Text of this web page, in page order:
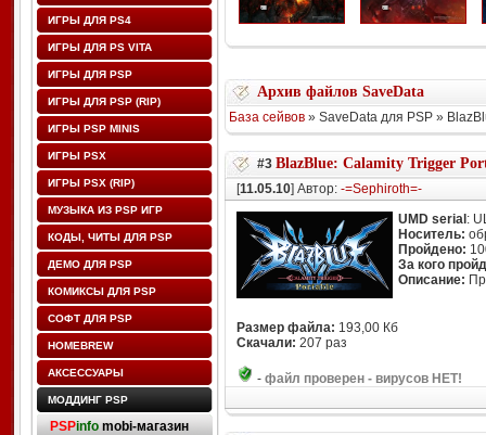
ИГРЫ ДЛЯ PS4
ИГРЫ ДЛЯ PS VITA
ИГРЫ ДЛЯ PSP
ИГРЫ ДЛЯ PSP (RIP)
ИГРЫ PSP MINIS
ИГРЫ PSX
ИГРЫ PSX (RIP)
МУЗЫКА ИЗ PSP ИГР
КОДЫ, ЧИТЫ ДЛЯ PSP
ДЕМО ДЛЯ PSP
КОМИКСЫ ДЛЯ PSP
СОФТ ДЛЯ PSP
HOMEBREW
АКСЕССУАРЫ
МОДДИНГ PSP
PSPinfo mobi-магазин
Архив файлов SaveData
База сейвов» SaveData для PSP »
#3 BlazBlue: Calamity Trigger
[11.05.10] Автор: -=Sephiroth=-
UMD serial :
Носитель:
Пройдено:
За кого
Описание:
Размер файла: 193,00 Кб
Скачали: 207 раз
- файл проверен - вирусов НЕТ!